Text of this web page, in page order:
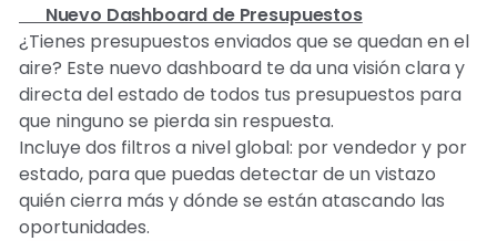
🆕 Nuevo Dashboard de Presupuestos
¿Tienes presupuestos enviados que se quedan en el
aire? Este nuevo dashboard te da una visión clara y
directa del estado de todos tus presupuestos para
que ninguno se pierda sin respuesta.
Incluye dos filtros a nivel global: por vendedor y por
estado, para que puedas detectar de un vistazo
quién cierra más y dónde se están atascando las
oportunidades.